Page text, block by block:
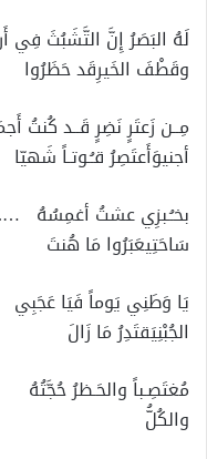
لَهُ البَصَرُ إِنَّ التَّشَبُثَ فِي
وقَطْفَ الخَيرِقَد حَظَرُوا
مِــن زَعتَرٍ نَضِرٍ قَــد
أجنيوَأَعتَصِرُ قـُـوتـاً شَهيّا
بخـُـبزِي عشتُ
سَاحَتِيعَبَرُوا مَا هُنتَ
يَا وَطَنِي يَوماً
الجُبْنِيَقتَدِرُ مَا زَالَ
مُغتَصِـباً والحَـظرُ
والكُلُّ